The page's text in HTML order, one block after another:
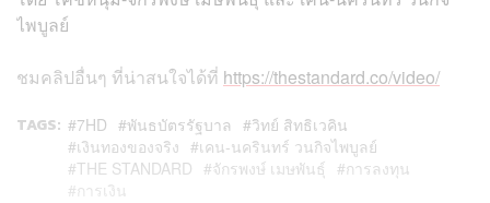
ไพบูลย์
ชมคลิปอื่นๆ ที่น่าสนใจได้ที่ https://thestandard.co/video/
TAGS: 7HD พันธบัตรรัฐบาล
วิทย์ สิทธิเวคิน
เงินทองของจริง
เคน-นครินทร์ วนกิจไพบูลย์
THE STANDARD
จักรพงษ์ เมษพันธุ์
การลงทุน
การเงิน